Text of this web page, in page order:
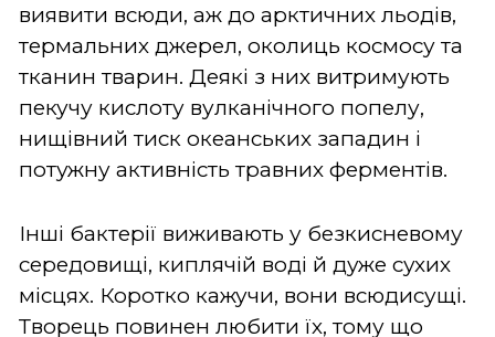
виявити всюди, аж до арктичних льодів,
термальних джерел, околиць космосу та
тканин тварин. Деякі з них витримують
пекучу кислоту вулканічного попелу,
нищівний тиск океанських западин і
потужну активність травних ферментів.
Інші бактерії виживають у безкисневому
середовищі, киплячій воді й дуже сухих
місцях. Коротко кажучи, вони всюдисущі.
Творець повинен любити їх, тому що